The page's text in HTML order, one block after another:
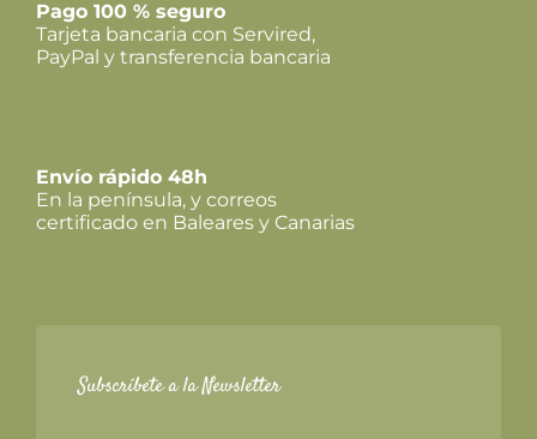
Pago 100 % seguro
Tarjeta bancaria con Servired,
PayPal y transferencia bancaria
Envío rápido 48h
En la península, y correos
certificado en Baleares y Canarias
Subscríbete a la Newsletter